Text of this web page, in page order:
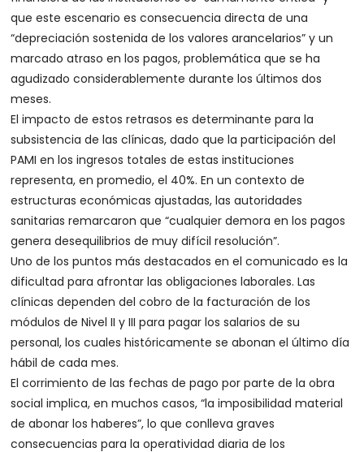
que este escenario es consecuencia directa de una
“depreciación sostenida de los valores arancelarios” y un
marcado atraso en los pagos, problemática que se ha
agudizado considerablemente durante los últimos dos
meses.
El impacto de estos retrasos es determinante para la
subsistencia de las clínicas, dado que la participación del
PAMI en los ingresos totales de estas instituciones
representa, en promedio, el 40%. En un contexto de
estructuras económicas ajustadas, las autoridades
sanitarias remarcaron que “cualquier demora en los pagos
genera desequilibrios de muy difícil resolución”.
Uno de los puntos más destacados en el comunicado es la
dificultad para afrontar las obligaciones laborales. Las
clínicas dependen del cobro de la facturación de los
módulos de Nivel II y III para pagar los salarios de su
personal, los cuales históricamente se abonan el último día
hábil de cada mes.
El corrimiento de las fechas de pago por parte de la obra
social implica, en muchos casos, “la imposibilidad material
de abonar los haberes”, lo que conlleva graves
consecuencias para la operatividad diaria de los